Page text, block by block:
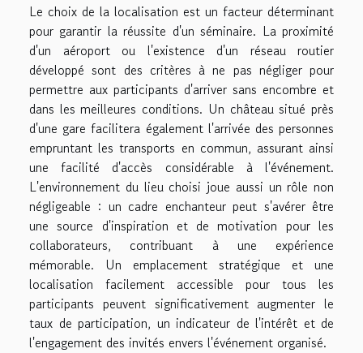
Le choix de la localisation est un facteur déterminant
pour garantir la réussite d'un séminaire. La proximité
d'un aéroport ou l'existence d'un réseau routier
développé sont des critères à ne pas négliger pour
permettre aux participants d'arriver sans encombre et
dans les meilleures conditions. Un château situé près
d'une gare facilitera également l'arrivée des personnes
empruntant les transports en commun, assurant ainsi
une facilité d'accès considérable à l'événement.
L'environnement du lieu choisi joue aussi un rôle non
négligeable : un cadre enchanteur peut s'avérer être
une source d'inspiration et de motivation pour les
collaborateurs, contribuant à une expérience
mémorable. Un emplacement stratégique et une
localisation facilement accessible pour tous les
participants peuvent significativement augmenter le
taux de participation, un indicateur de l'intérêt et de
l'engagement des invités envers l'événement organisé.